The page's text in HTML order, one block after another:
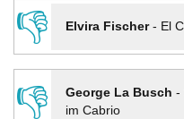
👎
Elvira Fischer- El
👎
George La Busch -
im Cabrio